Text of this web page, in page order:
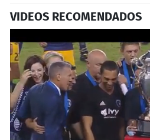
VIDEOS RECOMENDADOS